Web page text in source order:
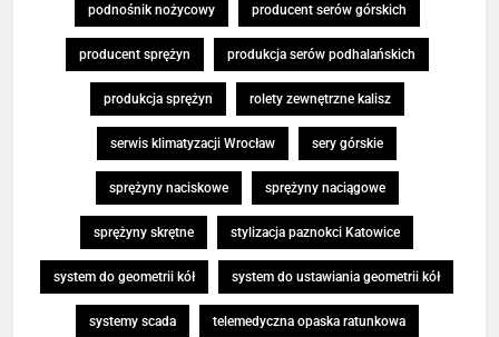
podnośnik nożycowy producent serów górskich
producent sprężyn produkcja serów podhalańskich
produkcja sprężyn rolety zewnętrzne kalisz
serwis klimatyzacji Wrocław sery górskie
sprężyny naciskowe sprężyny naciągowe
sprężyny skrętne stylizacja paznokci Katowice
system do geometrii kół system do ustawiania geometrii kół
systemy scada telemedyczna opaska ratunkowa